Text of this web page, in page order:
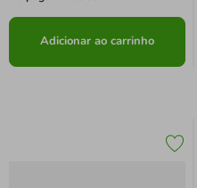
Adicionar ao carrinho